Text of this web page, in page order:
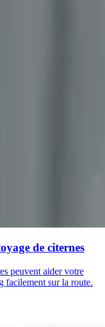
de citernes
peuvent aider votre
facilement sur la route.